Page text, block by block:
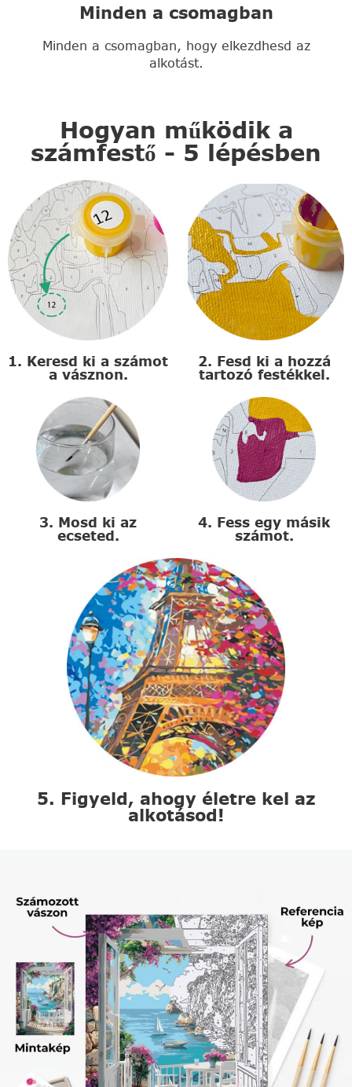
Minden a csomagban
Minden a csomagban, hogy elkezdhesd az
alkotást.
Hogyan működik a
számfestő - 5 lépésben
1. Keresd ki a számot
a vásznon.
2. Fesd ki a hozzá
tartozó festékkel.
3. Mosd ki az
ecseted.
4. Fess egy másik
számot.
5. Figyeld, ahogy életre kel az
alkotásod!